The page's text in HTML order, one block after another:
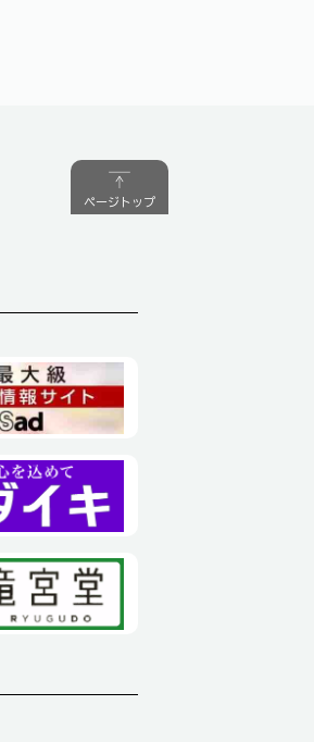
ページトップ